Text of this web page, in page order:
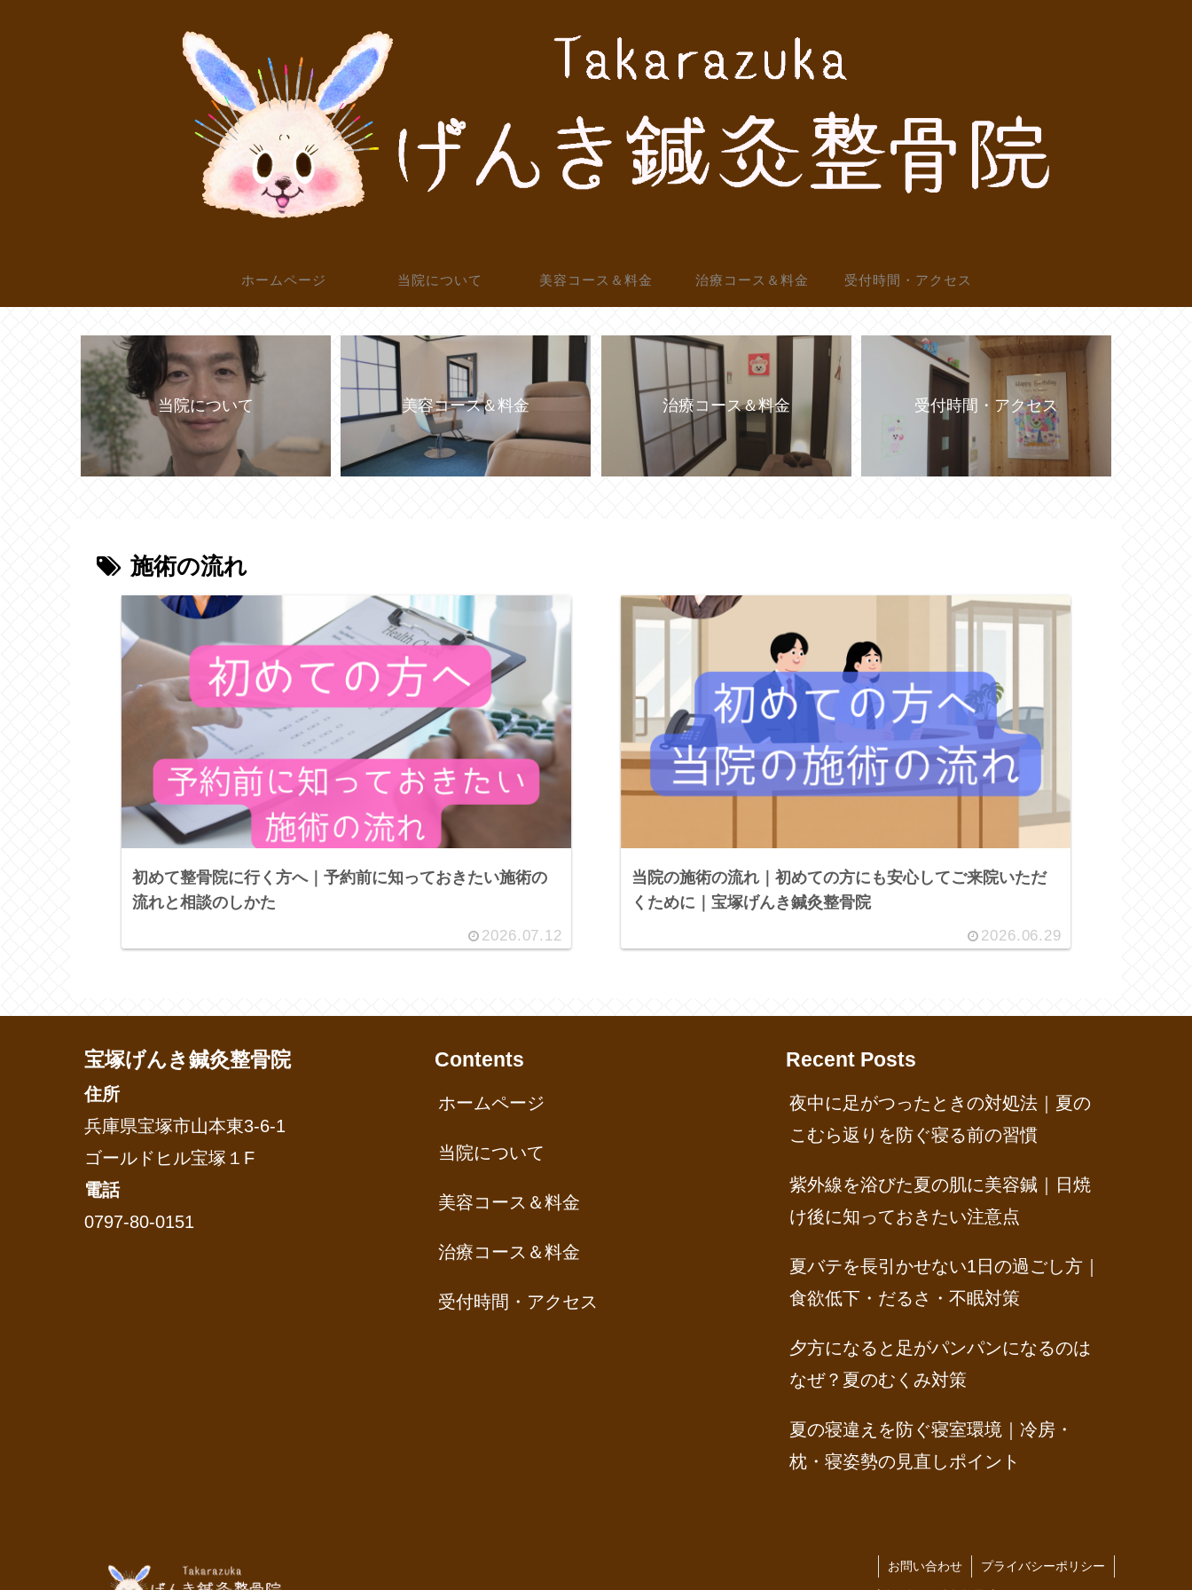
ホームページ 当院について 美容コース＆料金 治療コース＆料金 受付時間・アクセス
当院について 美容コース＆料金 治療コース＆料金 受付時間・アクセス
施術の流れ
初めて整骨院に行く方へ｜予約前に知っておきたい施術の
流れと相談のしかた
2026.07.12
当院の施術の流れ｜初めての方にも安心してご来院いただ
くために｜宝塚げんき鍼灸整骨院
2026.06.29
宝塚げんき鍼灸整骨院
住所
兵庫県宝塚市山本東3-6-1
ゴールドヒル宝塚１F
電話
0797-80-0151
Contents
ホームページ
当院について
美容コース＆料金
治療コース＆料金
受付時間・アクセス
Recent Posts
夜中に足がつったときの対処法｜夏の
こむら返りを防ぐ寝る前の習慣
紫外線を浴びた夏の肌に美容鍼｜日焼
け後に知っておきたい注意点
夏バテを長引かせない1日の過ごし方｜
食欲低下・だるさ・不眠対策
夕方になると足がパンパンになるのは
なぜ？夏のむくみ対策
夏の寝違えを防ぐ寝室環境｜冷房・
枕・寝姿勢の見直しポイント
お問い合わせ プライバシーポリシー